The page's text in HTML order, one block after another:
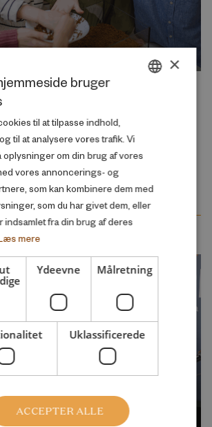
som er utilfredse med
skoler og ældrepleje, ønsker
×
bruger
til at tilpasse indhold,
til at analysere vores trafik. Vi
oplysninger om din brug af vores
vores annoncerings- og
som kan kombinere dem med
som du har givet dem, eller
indsamlet fra din brug af deres
mere
Ydeevne Målretning
Uklassificerede
ACCEPTER ALLE